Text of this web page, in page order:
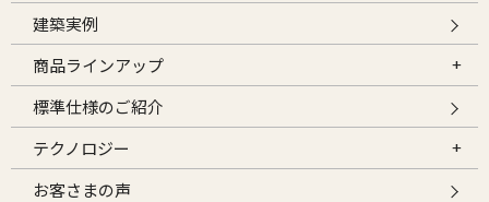
建築実例
商品ラインアップ
標準仕様のご紹介
テクノロジー
お客さまの声